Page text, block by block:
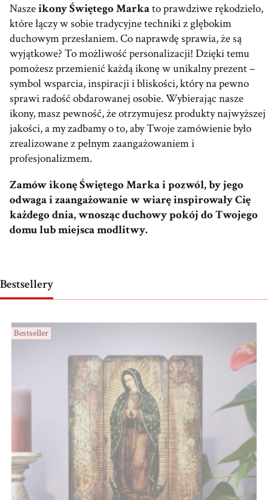
Naszeikony Świętego Markato prawdziwe rękodzieło,
które łączy w sobie tradycyjne techniki z głębokim
duchowym przesłaniem. Co naprawdę sprawia, że są
wyjątkowe? To możliwość personalizacji! Dzięki temu
pomożesz przemienić każdą ikonę w unikalny prezent –
symbol wsparcia, inspiracji i bliskości, który na pewno
sprawi radość obdarowanej osobie. Wybierając nasze
ikony, masz pewność, że otrzymujesz produkty najwyższej
jakości, a my zadbamy o to, aby Twoje zamówienie było
zrealizowane z pełnym zaangażowaniem i
profesjonalizmem.
Zamów ikonę Świętego Marka i pozwól, by jego
odwaga i zaangażowanie w wiarę inspirowały Cię
każdego dnia, wnosząc duchowy pokój do Twojego
domu lub miejsca modlitwy.
Bestsellery
Bestseller